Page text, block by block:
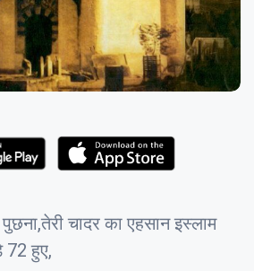
चादर का एहसान इस्लाम
72 हुए,